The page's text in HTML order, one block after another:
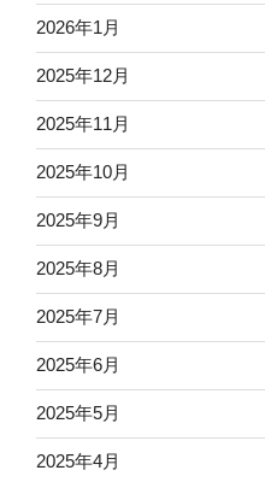
2026年1月
2025年12月
2025年11月
2025年10月
2025年9月
2025年8月
2025年7月
2025年6月
2025年5月
2025年4月